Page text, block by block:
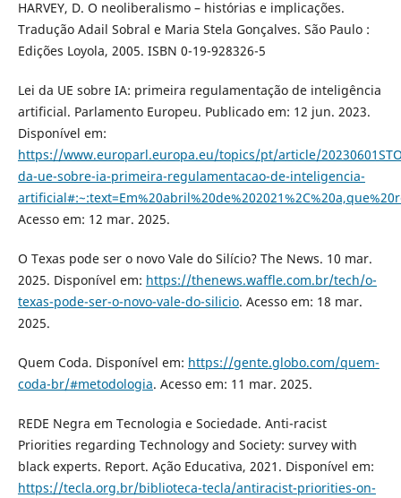
HARVEY, D. O neoliberalismo – histórias e implicações.
Tradução Adail Sobral e Maria Stela Gonçalves. São Paulo :
Edições Loyola, 2005. ISBN 0-19-928326-5
Lei da UE sobre IA: primeira regulamentação de inteligência
artificial. Parlamento Europeu. Publicado em: 12 jun. 2023.
Disponível em:
https://www.europarl.europa.eu/topics/pt/article/
da-ue-sobre-ia-primeira-regulamentacao-de-inteligencia-
Acesso em: 12 mar. 2025.
O Texas pode ser o novo Vale do Silício? The News. 10 mar.
2025. Disponível em: https://thenews.waffle.com.br/tech/o-
texas-pode-ser-o-novo-vale-do-silicio. Acesso em: 18 mar.
2025.
Quem Coda. Disponível em: https://gente.globo.com/quem-
coda-br/#metodologia. Acesso em: 11 mar. 2025.
REDE Negra em Tecnologia e Sociedade. Anti-racist
Priorities regarding Technology and Society: survey with
black experts. Report. Ação Educativa, 2021. Disponível em:
https://tecla.org.br/biblioteca-tecla/antiracist-priorities-on-